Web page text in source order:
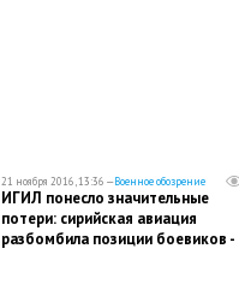
21 ноября 2016, 13:36 —Военное обозрение
ИГИЛ понесло значительные
потери: сирийская авиация
разбомбила позиции боевиков -